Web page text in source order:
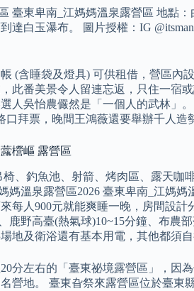
臺東卑南_江媽媽溫泉露營區 地點
達白玉瀑布。 圖片授權：IG
(含睡袋及燈具) 可供租借，營區內
此番美景令人留連忘返，只住一宿
人吳怡農儼然是「一個人的武林」
口拜票，晚間王鴻薇還要舉辦千人
櫿嶇 露營區
、釣魚池、射箭、烤肉區、露天
媽溫泉露營區2026 臺東卑南_江媽
每人900元就能爽睡一晚，房間設
鹿野高臺(熱氣球)10~15分鐘、布農
地及衛浴還有基本用電，其他都須
分左右的「臺東祕境露營區」，因
營地。 臺東旮祭來露營區位於臺